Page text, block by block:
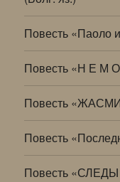
Повесть «Паоло
Повесть «Н Е М
Повесть
Повесть
Повесть